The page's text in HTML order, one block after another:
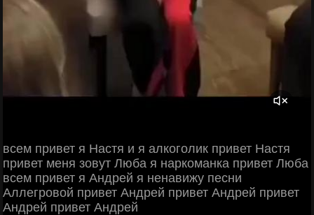
всем привет я Настя и я алкоголик привет Настя
привет меня зовут Люба я наркоманка привет Люба
всем привет я Андрей я ненавижу песни
Аллегровой привет Андрей привет Андрей привет
Андрей привет Андрей